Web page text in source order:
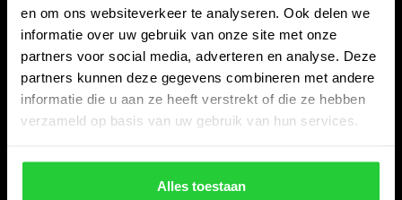
en om ons websiteverkeer te analyseren. Ook delen we
informatie over uw gebruik van onze site met onze
partners voor social media, adverteren en analyse. Deze
partners kunnen deze gegevens combineren met andere
informatie die u aan ze heeft verstrekt of die ze hebben
verzameld op basis van uw gebruik van hun services.
Alles toestaan
Bespanracket.nl is dé racketspecialist van Lelystad en